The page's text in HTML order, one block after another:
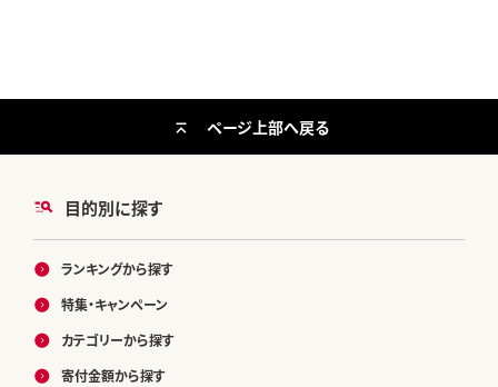
目的別に探す
ランキングから探す
特集・キャンペーン
カテゴリーから探す
寄付金額から探す
ページ上部へ戻る